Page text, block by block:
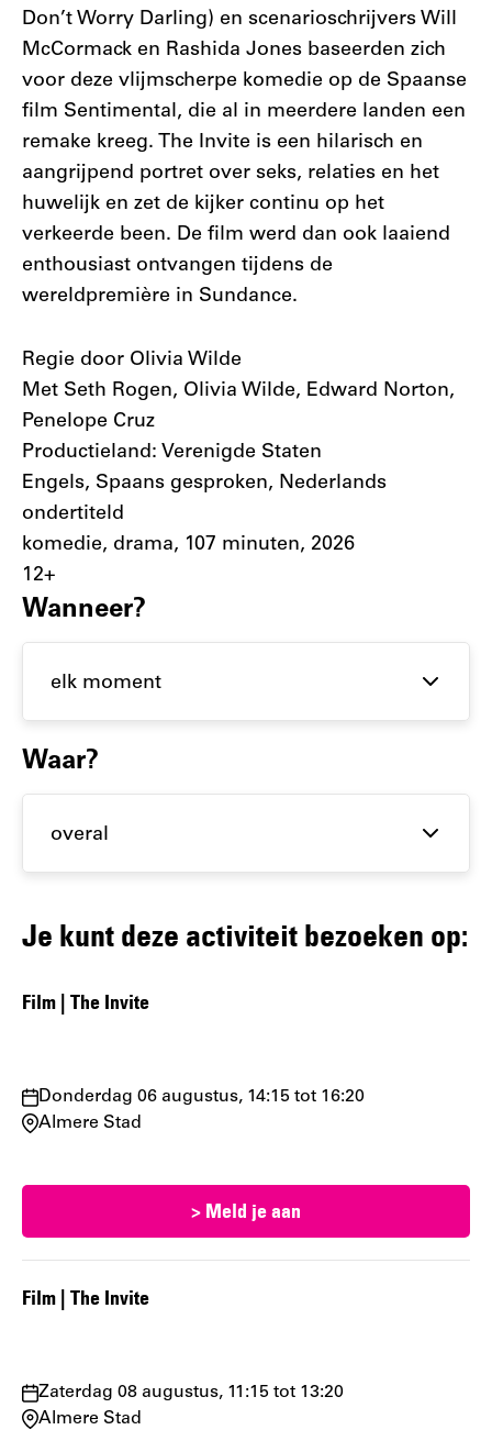
Don’t Worry Darling) en scenarioschrijvers Will
McCormack en Rashida Jones baseerden zich
voor deze vlijmscherpe komedie op de Spaanse
film Sentimental, die al in meerdere landen een
remake kreeg. The Invite is een hilarisch en
aangrijpend portret over seks, relaties en het
huwelijk en zet de kijker continu op het
verkeerde been. De film werd dan ook laaiend
enthousiast ontvangen tijdens de
wereldpremière in Sundance.
Regie door Olivia Wilde
Met Seth Rogen, Olivia Wilde, Edward Norton,
Penelope Cruz
Productieland: Verenigde Staten
Engels, Spaans gesproken, Nederlands
ondertiteld
komedie, drama, 107 minuten, 2026
12+
Filter
activiteiten
Wanneer?
Waar?
Je kunt deze activiteit bezoeken op:
Film | The Invite
Waar
en
Donderdag 06 augustus, 14:15 tot 16:20
Almere Stad
> Meld je aan
Film | The Invite
Waar
en
Zaterdag 08 augustus, 11:15 tot 13:20
Almere Stad